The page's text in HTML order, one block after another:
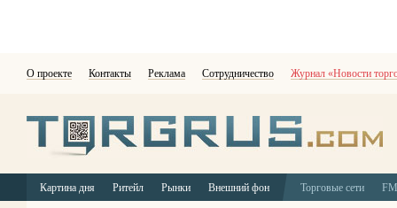
О проекте Контакты Реклама Сотрудничество Журнал «Новости
Картина дня Ритейл Рынки Внешний фон Торговые сети